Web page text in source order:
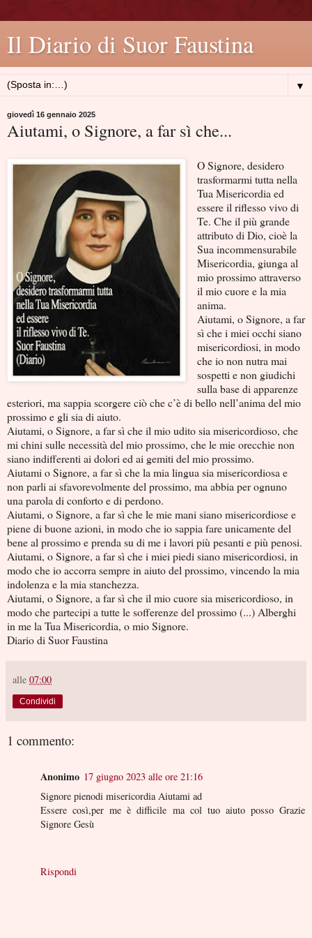
Il Diario di Suor Faustina
▼
giovedì 16 gennaio 2025
Aiutami, o Signore, a far sì che...
O Signore, desidero
trasformarmi tutta nella
Tua Misericordia ed
essere il riflesso vivo di
Te. Che il più grande
attributo di Dio, cioè la
Sua incommensurabile
Misericordia, giunga al
mio prossimo attraverso
il mio cuore e la mia
anima.
Aiutami, o Signore, a far
sì che i miei occhi siano
misericordiosi, in modo
che io non nutra mai
sospetti e non giudichi
sulla base di apparenze
esteriori, ma sappia scorgere ciò che c’è di bello nell’anima del mio
prossimo e gli sia di aiuto.
Aiutami, o Signore, a far sì che il mio udito sia misericordioso, che
mi chini sulle necessità del mio prossimo, che le mie orecchie non
siano indifferenti ai dolori ed ai gemiti del mio prossimo.
Aiutami o Signore, a far sì che la mia lingua sia misericordiosa e
non parli ai sfavorevolmente del prossimo, ma abbia per ognuno
una parola di conforto e di perdono.
Aiutami, o Signore, a far sì che le mie mani siano misericordiose e
piene di buone azioni, in modo che io sappia fare unicamente del
bene al prossimo e prenda su di me i lavori più pesanti e più penosi.
Aiutami, o Signore, a far sì che i miei piedi siano misericordiosi, in
modo che io accorra sempre in aiuto del prossimo, vincendo la mia
indolenza e la mia stanchezza.
Aiutami, o Signore, a far sì che il mio cuore sia misericordioso, in
modo che partecipi a tutte le sofferenze del prossimo (...) Alberghi
in me la Tua Misericordia, o mio Signore.
Diario di Suor Faustina
alle 07:00
Condividi
1 commento:
Anonimo 17 giugno 2023 alle ore 21:16
Signore pienodi misericordia Aiutami ad
Essere così,per me è difficile ma col tuo aiuto posso Grazie
Signore Gesù
Rispondi